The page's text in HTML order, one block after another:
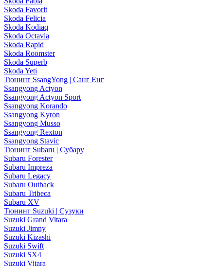
Skoda Favorit
Skoda Felicia
Skoda Kodiaq
Skoda Octavia
Skoda Rapid
Skoda Roomster
Skoda Superb
Skoda Yeti
Тюнинг SsangYong | Санг Енг
Ssangyong Actyon
Ssangyong Actyon Sport
Ssangyong Korando
Ssangyong Kyron
Ssangyong Musso
Ssangyong Rexton
Ssangyong Stavic
Тюнинг Subaru | Субару
Subaru Forester
Subaru Impreza
Subaru Legacy
Subaru Outback
Subaru Tribeca
Subaru XV
Тюнинг Suzuki | Сузуки
Suzuki Grand Vitara
Suzuki Jimny
Suzuki Kizashi
Suzuki Swift
Suzuki SX4
Suzuki Vitara